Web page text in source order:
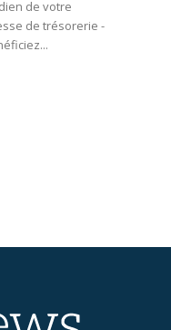
de votre
de trésorerie -